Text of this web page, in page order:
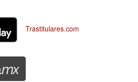
Trastitulares.com